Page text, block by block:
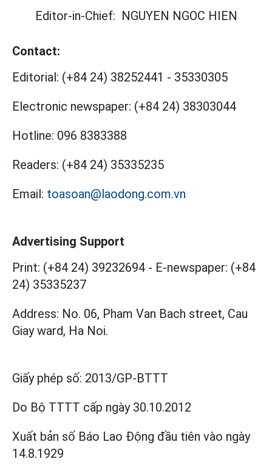
Editor-in-Chief: NGUYEN NGOC HIEN
Contact:
Editorial: (+84 24) 38252441 - 35330305
Electronic newspaper: (+84 24) 38303044
Hotline: 096 8383388
Readers: (+84 24) 35335235
Email: toasoan@laodong.com.vn
Advertising Support
Print: (+84 24) 39232694 - E-newspaper: (+84
24) 35335237
Address: No. 06, Pham Van Bach street, Cau
Giay ward, Ha Noi.
Giấy phép số: 2013/GP-BTTT
Do Bộ TTTT cấp ngày 30.10.2012
Xuất bản số Báo Lao Động đầu tiên vào ngày
14.8.1929